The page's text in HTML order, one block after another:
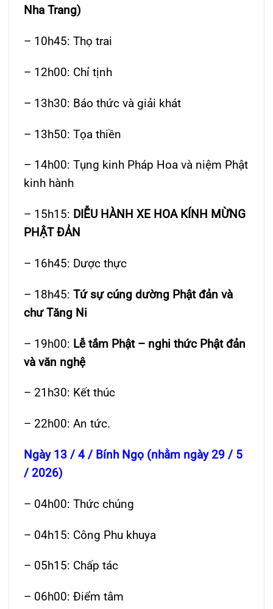
Nha Trang)
– 10h45: Thọ trai
– 12h00: Chỉ tịnh
– 13h30: Báo thức và giải khát
– 13h50: Tọa thiền
– 14h00: Tụng kinh Pháp Hoa và niệm Phật
kinh hành
– 15h15: DIỄU HÀNH XE HOA KÍNH MỪNG
PHẬT ĐẢN
– 16h45: Dược thực
– 18h45: Tứ sự cúng dường Phật đản và
chư Tăng Ni
– 19h00: Lễ tắm Phật – nghi thức Phật đản
và văn nghệ
– 21h30: Kết thúc
– 22h00: An tức.
Ngày 13 / 4 / Bính Ngọ (nhằm ngày 29 / 5
/ 2026)
– 04h00: Thức chúng
– 04h15: Công Phu khuya
– 05h15: Chấp tác
– 06h00: Điểm tâm